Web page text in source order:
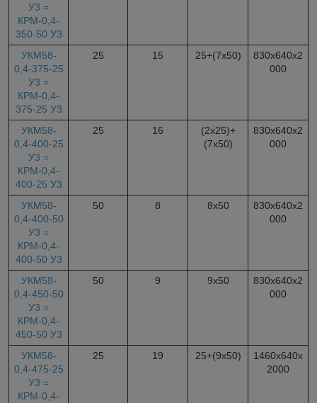
У3 =
КРМ-0,4-
350-50 У3
УКМ58-
0,4-375-25
У3 =
КРМ-0,4-
375-25 У3
25 15 25+(7х50)
830х640х2
000
УКМ58-
0,4-400-25
У3 =
КРМ-0,4-
400-25 У3
25 16
(2х25)+
(7х50)
830х640х2
000
УКМ58-
0,4-400-50
У3 =
КРМ-0,4-
400-50 У3
50 8 8х50
830х640х2
000
УКМ58-
0,4-450-50
У3 =
КРМ-0,4-
450-50 У3
50 9 9х50
830х640х2
000
УКМ58-
0,4-475-25
У3 =
КРМ-0,4-
25 19 25+(9х50)
1460х640х
2000